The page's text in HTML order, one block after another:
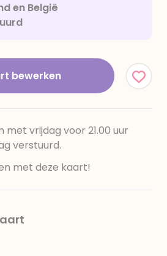
en België
bewerken
met vrijdag voor 21.00 uur
verstuurd.
met deze kaart!